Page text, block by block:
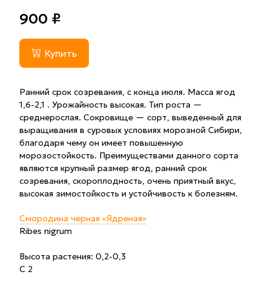
900 ₽
Купить
Ранний срок созревания, с конца июля. Масса ягод
1,6-2,1 . Урожайность высокая. Тип роста —
среднерослая. Сокровище — сорт, выведенный для
выращивания в суровых условиях морозной Сибири,
благодаря чему он имеет повышенную
морозостойкость. Преимуществами данного сорта
являются крупный размер ягод, ранний срок
созревания, скороплодность, очень приятный вкус,
высокая зимостойкость и устойчивость к болезням.
Смородина черная «Ядреная»
Ribes nigrum
Высота растения: 0,2-0,3
С 2